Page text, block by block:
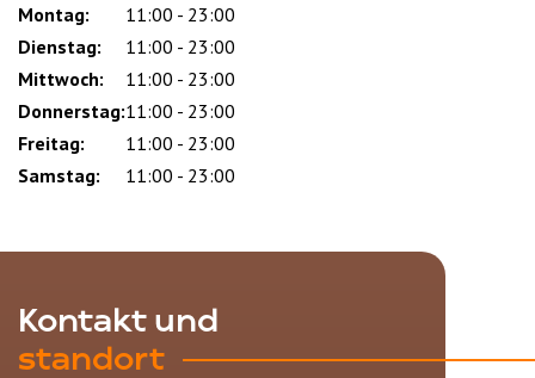
slot
Montag:
11:00 - 23:00
Dienstag:
11:00 - 23:00
Mittwoch:
11:00 - 23:00
Donnerstag:11:00 - 23:00
Freitag:
11:00 - 23:00
Samstag:
11:00 - 23:00
Kontakt und
standort